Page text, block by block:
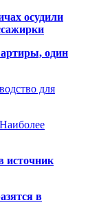
осудили
один
для
источник
в